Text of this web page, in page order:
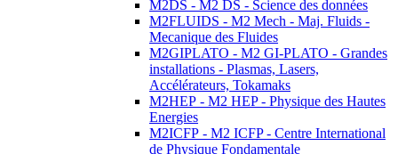
M2DS - M2 DS - Science des données
M2FLUIDS - M2 Mech - Maj. Fluids -
Mecanique des Fluides
M2GIPLATO - M2 GI-PLATO - Grandes
installations - Plasmas, Lasers,
Accélérateurs, Tokamaks
M2HEP - M2 HEP - Physique des Hautes
Energies
M2ICFP - M2 ICFP - Centre International
de Physique Fondamentale